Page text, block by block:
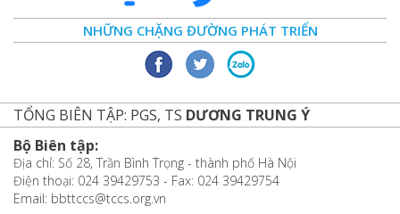
NHỮNG CHẶNG ĐƯỜNG PHÁT TRIỂN
TỔNG BIÊN TẬP: PGS, TS DƯƠNG TRUNG Ý
Bộ Biên tập:
Địa chỉ: Số 28, Trần Bình Trọng - thành phố Hà Nội
Điện thoại: 024 39429753 - Fax: 024 39429754
Email: bbttccs@tccs.org.vn